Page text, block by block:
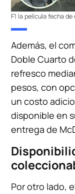
F1 la película fecha
Además, el
Doble Cuarto
refresco
pesos, con
un costo
disponible en
entrega de
Por otro lado,